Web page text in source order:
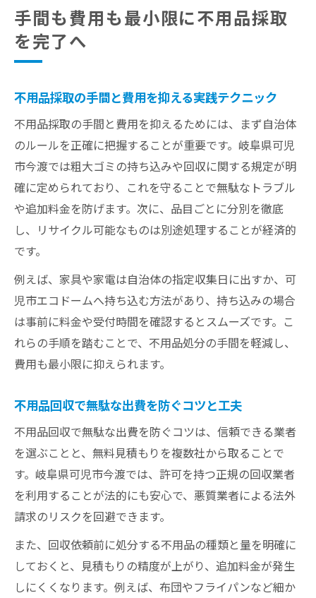
手間も費用も最小限に不用品採取
を完了へ
不用品採取の手間と費用を抑える実践テクニック
不用品採取の手間と費用を抑えるためには、まず自治体
のルールを正確に把握することが重要です。岐阜県可児
市今渡では粗大ゴミの持ち込みや回収に関する規定が明
確に定められており、これを守ることで無駄なトラブル
や追加料金を防げます。次に、品目ごとに分別を徹底
し、リサイクル可能なものは別途処理することが経済的
です。
例えば、家具や家電は自治体の指定収集日に出すか、可
児市エコドームへ持ち込む方法があり、持ち込みの場合
は事前に料金や受付時間を確認するとスムーズです。こ
れらの手順を踏むことで、不用品処分の手間を軽減し、
費用も最小限に抑えられます。
不用品回収で無駄な出費を防ぐコツと工夫
不用品回収で無駄な出費を防ぐコツは、信頼できる業者
を選ぶことと、無料見積もりを複数社から取ることで
す。岐阜県可児市今渡では、許可を持つ正規の回収業者
を利用することが法的にも安心で、悪質業者による法外
請求のリスクを回避できます。
また、回収依頼前に処分する不用品の種類と量を明確に
しておくと、見積もりの精度が上がり、追加料金が発生
しにくくなります。例えば、布団やフライパンなど細か